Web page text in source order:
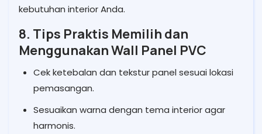
kebutuhan interior Anda.
8. Tips Praktis Memilih dan
Menggunakan Wall Panel PVC
Cek ketebalan dan tekstur panel sesuai lokasi
pemasangan.
Sesuaikan warna dengan tema interior agar
harmonis.